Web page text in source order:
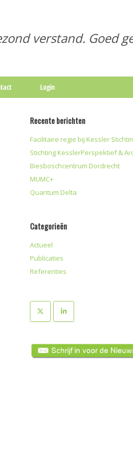
verstand. Goed
Login
Recente berichten
Facilitaire regie bij Kessler
Stichting KesslerPerspektief &
Biesboschcentrum Dordrecht
MUMC+
Quantum Delta
Categorieën
Actueel
Publicaties
Referenties